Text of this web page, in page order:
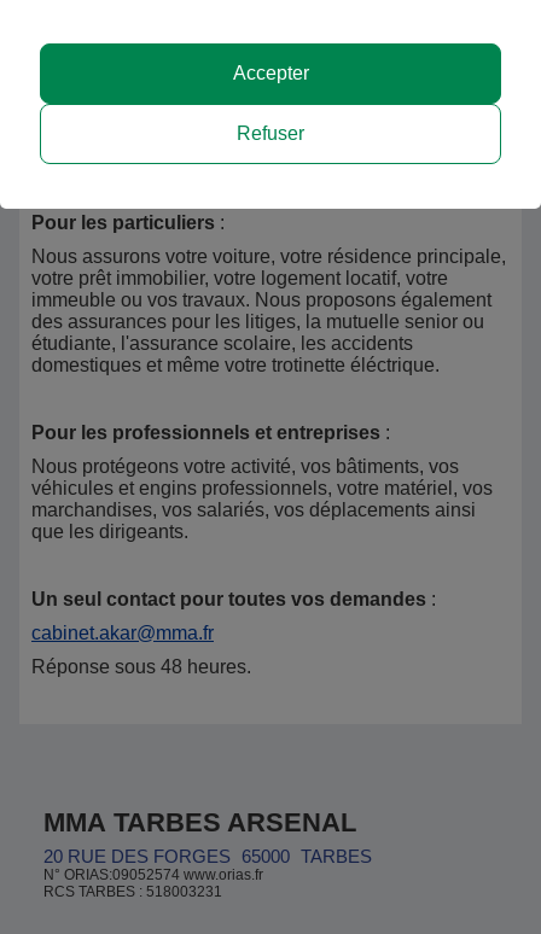
Que vous soyez professionnel, salarié, indépendant,
senior, étudiant, membre d'une assiociation, d'une
collectivité ou d'une entreprise, nous avons des
solutions adaptées à chaque profil.
Pour les particuliers :
Nous assurons votre voiture, votre résidence principale,
votre prêt immobilier, votre logement locatif, votre
immeuble ou vos travaux. Nous proposons également
des assurances pour les litiges, la mutuelle senior ou
étudiante, l'assurance scolaire, les accidents
domestiques et même votre trotinette éléctrique.
Pour les professionnels et entreprises :
Nous protégeons votre activité, vos bâtiments, vos
véhicules et engins professionnels, votre matériel, vos
marchandises, vos salariés, vos déplacements ainsi
que les dirigeants.
Un seul contact pour toutes vos demandes :
cabinet.akar@mma.fr
Réponse sous 48 heures.
MMA TARBES ARSENAL
20 RUE DES FORGES 65000 TARBES
N° ORIAS:09052574 www.orias.fr
RCS TARBES : 518003231
Refuser
Accepter